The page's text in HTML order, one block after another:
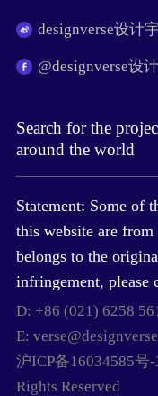
designverse设计
@designverse设
Search for the
around the world
Statement: Some of
this website are
belongs to the
infringement, please
D: +86 (021) 6258
E:
沪ICP备16034585号
Rights Reserved